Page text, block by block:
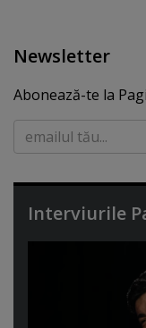
Newsletter
Abonează-te la
Interviurile